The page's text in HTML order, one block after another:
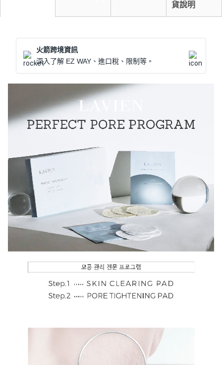
貨說明
火箭跨境資訊
深入了解 EZ WAY、進口稅、限制等。